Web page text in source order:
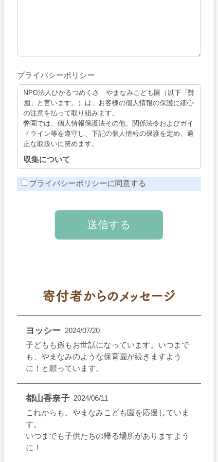
プライバシーポリシー
NPO法人ひかるつめくさ やまなみこども園（以下「弊
園」と言います。）は、お客様の個人情報の保護に細心
の注意を払って取り組みます。
弊園では、個人情報保護法その他、関係法令およびガイ
ドライン等を遵守し、下記の個人情報の保護を定め、適
正な取扱いに努めます。
収集について
弊園では、資料請求、お問い合せ、その他のサービス等
をご利用いただく際に、必要に応じてお客様の個人情報
第三者に提供・開示等を行うことはありません。
◆お客様より事前の同意・承諾を得た場合
◆裁判所・警察等の公的機関や法令等により開示・提供
が必要な場合
安全管理措置について
弊園は、利用者の個人情報を、不正アクセス・改変・破
壊・漏洩・紛失等から守るためにセキュリティーシステ
ムの整備を行い、関連する社員の教育を行っています。
個人情報の保護について
お客様からお預かりした個人情報は、弊園が責任を持っ
て厳重に管理し、お客様の個人情報への不正アクセスや
プライバシーポリシーに同意する
ヨッシー 2024/07/20
子どもも孫もお世話になっています。いつまで
も、やまなみのような保育園が続きますよう
に！と願っています。
都山香奈子 2024/06/11
これからも、やまなみこども園を応援していま
す。
いつまでも子供たちの帰る場所がありますよう
に！